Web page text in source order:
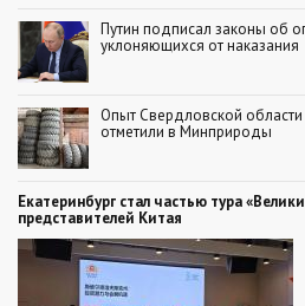
Путин подписал законы об
уклоняющихся от наказания
Опыт Свердловской
отметили в Минприроды
Екатеринбург стал частью тура
представителей Китая